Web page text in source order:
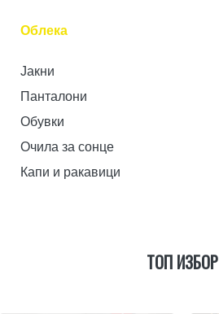
Облека
Јакни
Панталони
Обувки
Очила за сонце
Капи и ракавици
ТОП ИЗБОР